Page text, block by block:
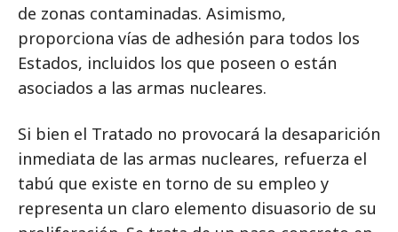
de zonas contaminadas. Asimismo,
proporciona vías de adhesión para todos los
Estados, incluidos los que poseen o están
asociados a las armas nucleares.
Si bien el Tratado no provocará la desaparición
inmediata de las armas nucleares, refuerza el
tabú que existe en torno de su empleo y
representa un claro elemento disuasorio de su